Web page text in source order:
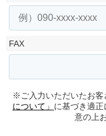
FAX
※ご入力いただいたお客
について」 に基づき適
意の上